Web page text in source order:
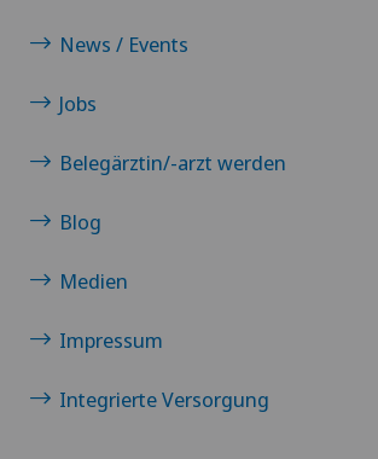
News / Events
Jobs
Belegärztin/-arzt werden
Blog
Medien
Impressum
Integrierte Versorgung